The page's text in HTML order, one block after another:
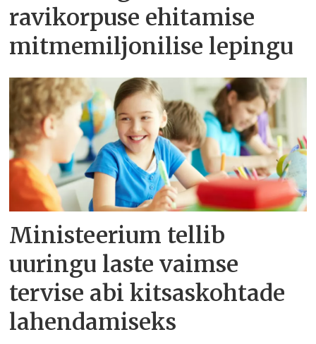
ravikorpuse ehitamise
mitmemiljonilise lepingu
Ministeerium tellib
uuringu laste vaimse
tervise abi kitsaskohtade
lahendamiseks